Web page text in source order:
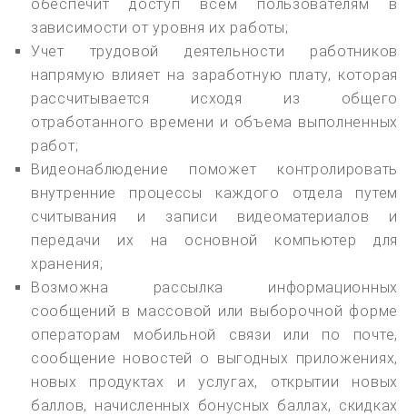
обеспечит доступ всем пользователям в
зависимости от уровня их работы;
Учет трудовой деятельности работников
напрямую влияет на заработную плату, которая
рассчитывается исходя из общего
отработанного времени и объема выполненных
работ;
Видеонаблюдение поможет контролировать
внутренние процессы каждого отдела путем
считывания и записи видеоматериалов и
передачи их на основной компьютер для
хранения;
Возможна рассылка информационных
сообщений в массовой или выборочной форме
операторам мобильной связи или по почте,
сообщение новостей о выгодных приложениях,
новых продуктах и услугах, открытии новых
баллов, начисленных бонусных баллах, скидках